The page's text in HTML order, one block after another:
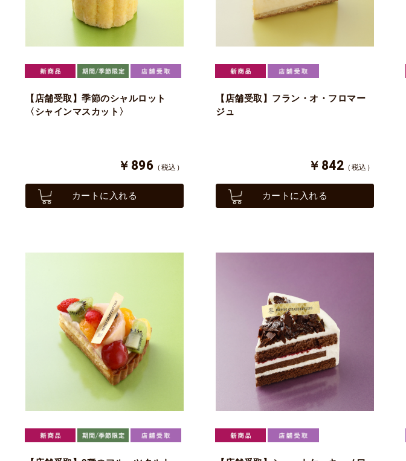
【店舗受取】季節のシャルロット
〈シャインマスカット〉
￥896 （税込）
カートに入れる
【店舗受取】フラン・オ・フロマー
ジュ
￥842 （税込）
カートに入れる